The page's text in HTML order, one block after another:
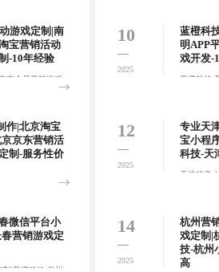
。:
案，确保
游戏定制|南
宝营销活动
-10年经验
京会员营销游戏
用户需求。:
10
2025
蓝橙科
明APP
戏开发-
蓝橙科技-
作|北京淘宝
京东营销活
制-服务性价
节、目标用户需
掘平台开发需
12
2025
专业天
宝小程
科技-天
天津抖音
设计、程
微信平台小
营销游戏定
制|蓝橙科技-泉州
14
2025
杭州营
戏定制|
技-杭州
高